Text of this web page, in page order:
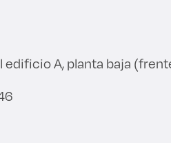
Derecho
edificio A, planta baja